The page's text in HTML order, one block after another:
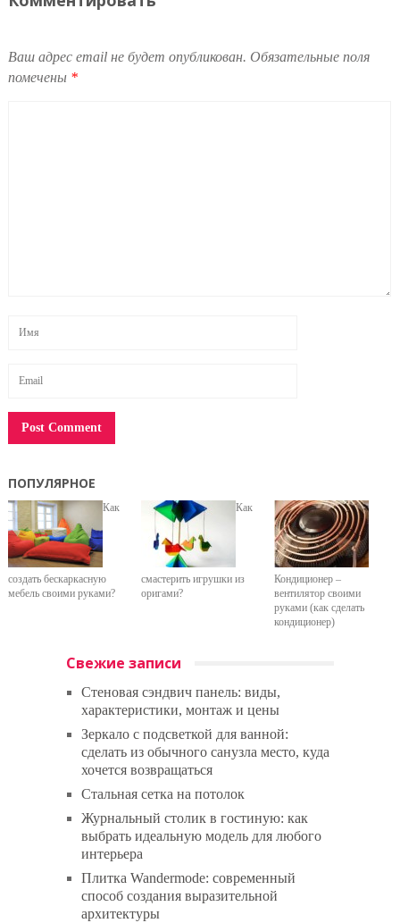
Ваш адрес email не будет опубликован. Обязательные поля
помечены *
ПОПУЛЯРНОЕ
Как
создать бескаркасную
мебель своими руками?
Как
смастерить игрушки из
оригами?
Кондиционер –
вентилятор своими
руками (как сделать
кондиционер)
Свежие записи
Стеновая сэндвич панель: виды,
характеристики, монтаж и цены
Зеркало с подсветкой для ванной:
сделать из обычного санузла место, куда
хочется возвращаться
Стальная сетка на потолок
Журнальный столик в гостиную: как
выбрать идеальную модель для любого
интерьера
Плитка Wandermode: современный
способ создания выразительной
архитектуры